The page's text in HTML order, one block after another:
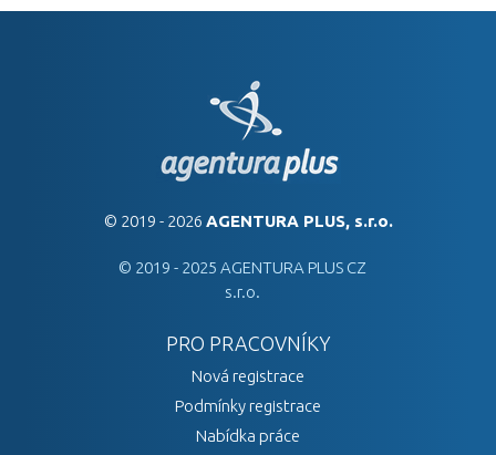
© 2019 - 2026 AGENTURA PLUS, s.r.o.
© 2019 - 2025 AGENTURA PLUS CZ
s.r.o.
PRO PRACOVNÍKY
Nová registrace
Podmínky registrace
Nabídka práce